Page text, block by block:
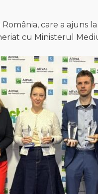
care a ajuns
cu Ministerul